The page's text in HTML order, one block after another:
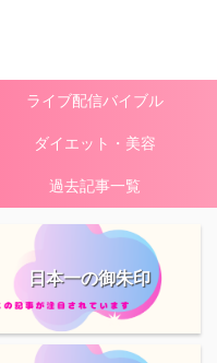
ライブ配信バイブル
ダイエット・美容
過去記事一覧
日本一の御朱印